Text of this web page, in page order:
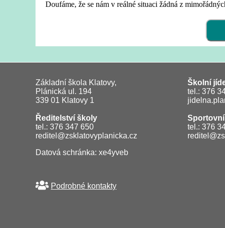
Doufáme, že se nám v reálné situaci žádná z
Základní škola Klatovy,
Plánická ul. 194
339 01 Klatovy 1
Ředitelství školy
tel.: 376 347 650
reditel@zsklatovyplanicka.cz
Datová schránka: xe4yveb
Podrobné kontakty
Školní
tel.: 376
Sportovní
tel.: 376